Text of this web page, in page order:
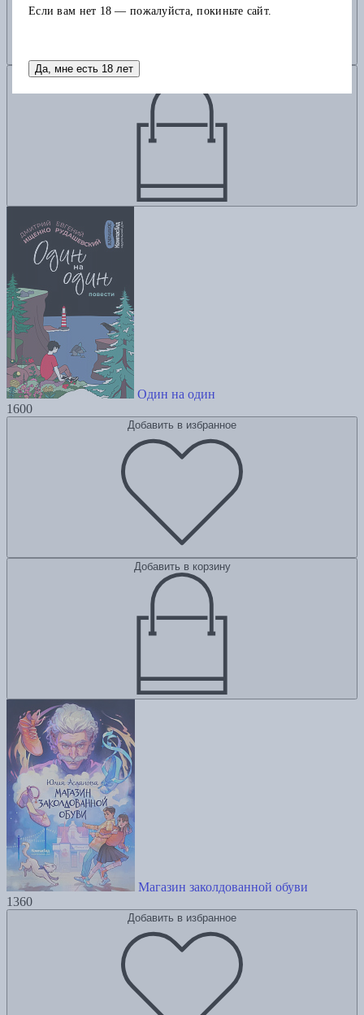
Добавить в корзину
Один на один
1600
Добавить в избранное
Добавить в корзину
Магазин заколдованной обуви
1360
Добавить в избранное
Если вам нет 18 — пожалуйста, покиньте сайт.
Да, мне есть 18 лет